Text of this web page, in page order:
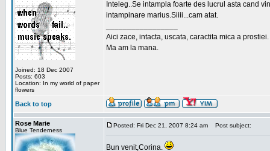
Joined: 18 Dec 2007
Posts: 603
Location: In my world of paper
flowers
Inteleg..Se intampla foarte des lucrul asta cand
intampinare marius.Siiii...cam atat.
Aici zace, intacta, uscata, caractita mica a prostiei.
Ma am la mana.
Back to top
Rose Marie
Blue Tenderness
Posted: Fri Dec 21, 2007 8:24 am Post subject:
Bun venit,Corina.